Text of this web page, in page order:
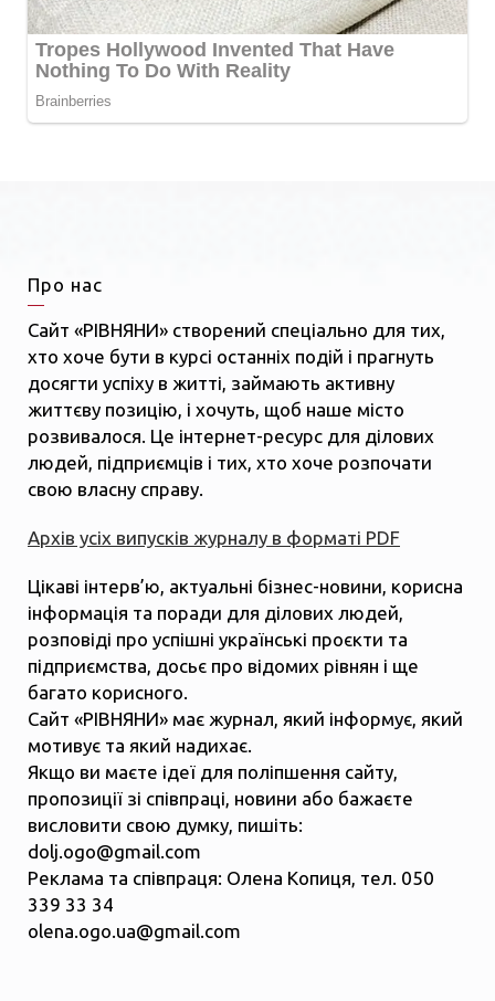
Про нас
Сайт «РІВНЯНИ» створений спеціально для тих,
хто хоче бути в курсі останніх подій і прагнуть
досягти успіху в житті, займають активну
життєву позицію, і хочуть, щоб наше місто
розвивалося. Це інтернет-ресурс для ділових
людей, підприємців і тих, хто хоче розпочати
свою власну справу.
Архів усіх випусків журналу в форматі PDF
Цікаві інтерв’ю, актуальні бізнес-новини, корисна
інформація та поради для ділових людей,
розповіді про успішні українські проєкти та
підприємства, досьє про відомих рівнян і ще
багато корисного.
Сайт «РІВНЯНИ» має журнал, який інформує, який
мотивує та який надихає.
Якщо ви маєте ідеї для поліпшення сайту,
пропозиції зі співпраці, новини або бажаєте
висловити свою думку, пишіть:
dolj.ogo@gmail.com
Реклама та співпраця: Олена Копиця, тел. 050
339 33 34
olena.ogo.ua@gmail.com